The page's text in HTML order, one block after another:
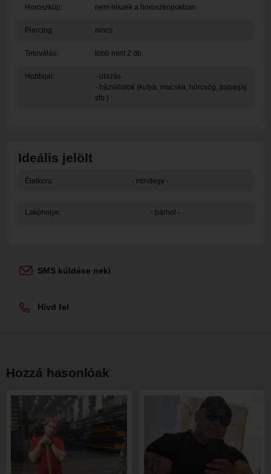
Horoszkóp: nem hiszek a horoszkópokban
Piercing: nincs
Tetoválás: több mint 2 db
Hobbijai:
- utazás
- háziállatok (kutya, macska, hörcsög, papagáj
stb.)
Ideális jelölt
Életkora: - mindegy -
Lakóhelye: - bárhol -
SMS küldése neki
Hívd fel
Hozzá hasonlóak